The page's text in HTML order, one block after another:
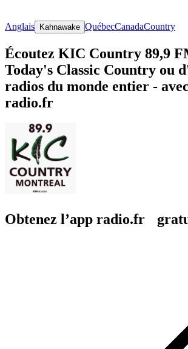
Anglais Kahnawake QuébecCanadaCountry
Écoutez KIC Country 89,9
Today's Classic Country ou
radios du monde entier -
radio.fr
Obtenez l’app radio.fr